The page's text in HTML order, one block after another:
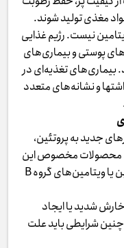
مغذی تولید شوند.
نیست. رژیم غذایی
پوستی و بیماری‌های
بیماری‌های تغذیه‌ای در
و نشانه‌های متعدد
جدید به پروتئین،
محصولات مخصوص این
دوره ممکن است حاوی بیوتین، روی، متیونین یا ویتامین‌های گروه B
شدید یا ایجاد
شرایطی باید علت